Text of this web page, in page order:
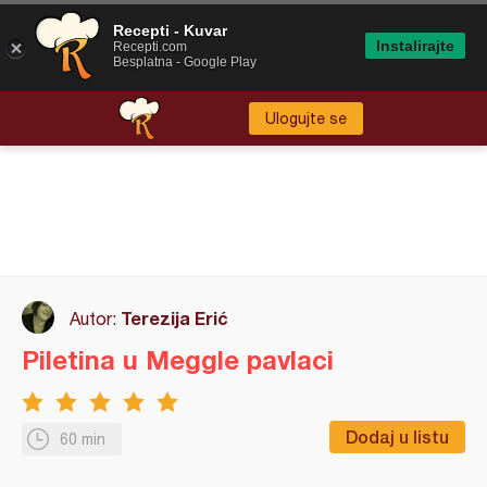
Ulogujte se
Autor: Terezija Erić
60 min Dodaj u listu
Piletina u Meggle pavlaci
Recepti - Kuvar
Recepti.com
Besplatna - Google Play
Instalirajte